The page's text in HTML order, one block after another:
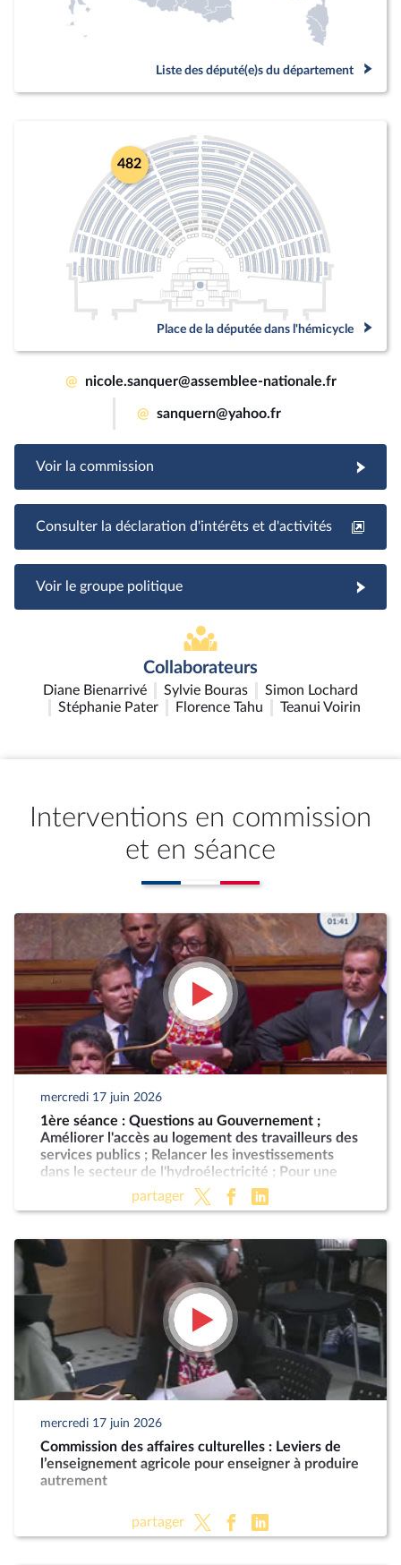
Liste des député(e)s du département
482
Place de la députée dans l'hémicycle
@ nicole.sanquer@assemblee-nationale.fr
@ sanquern@yahoo.fr
Voir la commission
Consulter la déclaration d'intérêts et d'activités
Voir le groupe politique
Collaborateurs
Diane Bienarrivé Sylvie Bouras
Simon Lochard
Stéphanie Pater
Florence Tahu Teanui Voirin
Interventions en commission
et en séance
mercredi 17 juin 2026
1ère séance : Questions au Gouvernement ;
Améliorer l'accès au logement des travailleurs des
services publics ; Relancer les investissements
dans le secteur de l'hydroélectricité ; Pour une
Corse autonome au sein de la République (suite)
partager
mercredi 17 juin 2026
Commission des affaires culturelles : Leviers de
l’enseignement agricole pour enseigner à produire
autrement
partager